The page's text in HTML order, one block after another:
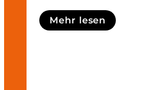
Mehr lesen